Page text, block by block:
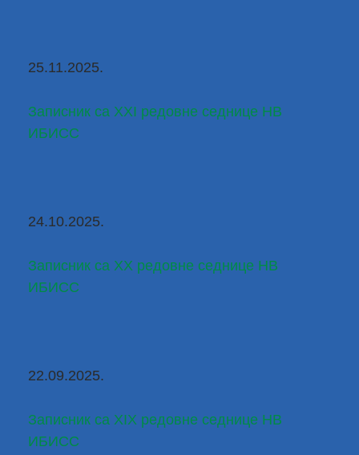
25.11.2025.
Записник са XXI редовне седнице НВ
ИБИСС
24.10.2025.
Записник са XX редовне седнице НВ
ИБИСС
22.09.2025.
Записник са XIX редовне седнице НВ
ИБИСС